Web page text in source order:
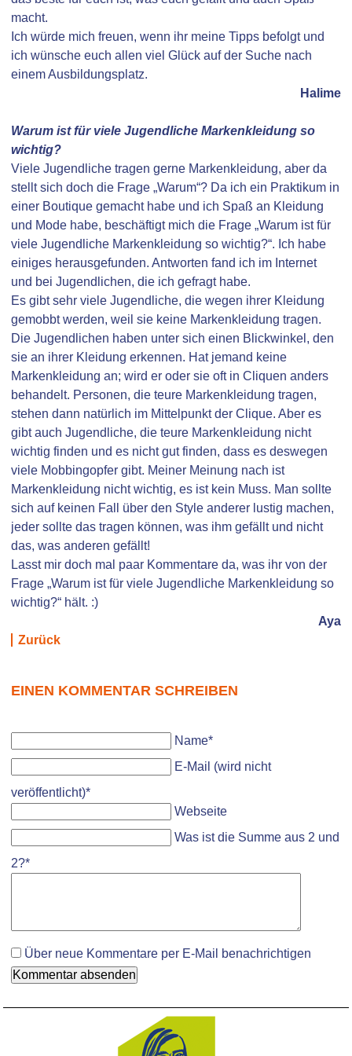
macht.
Ich würde mich freuen, wenn ihr meine Tipps befolgt und
ich wünsche euch allen viel Glück auf der Suche nach
einem Ausbildungsplatz.
Halime
Warum ist für viele Jugendliche Markenkleidung so
wichtig?
Viele Jugendliche tragen gerne Markenkleidung, aber da
stellt sich doch die Frage „Warum“? Da ich ein Praktikum in
einer Boutique gemacht habe und ich Spaß an Kleidung
und Mode habe, beschäftigt mich die Frage „Warum ist für
viele Jugendliche Markenkleidung so wichtig?“. Ich habe
einiges herausgefunden. Antworten fand ich im Internet
und bei Jugendlichen, die ich gefragt habe.
Es gibt sehr viele Jugendliche, die wegen ihrer Kleidung
gemobbt werden, weil sie keine Markenkleidung tragen.
Die Jugendlichen haben unter sich einen Blickwinkel, den
sie an ihrer Kleidung erkennen. Hat jemand keine
Markenkleidung an; wird er oder sie oft in Cliquen anders
behandelt. Personen, die teure Markenkleidung tragen,
stehen dann natürlich im Mittelpunkt der Clique. Aber es
gibt auch Jugendliche, die teure Markenkleidung nicht
wichtig finden und es nicht gut finden, dass es deswegen
viele Mobbingopfer gibt. Meiner Meinung nach ist
Markenkleidung nicht wichtig, es ist kein Muss. Man sollte
sich auf keinen Fall über den Style anderer lustig machen,
jeder sollte das tragen können, was ihm gefällt und nicht
das, was anderen gefällt!
Lasst mir doch mal paar Kommentare da, was ihr von der
Frage „Warum ist für viele Jugendliche Markenkleidung so
wichtig?“ hält. :)
Aya
Zurück
EINEN KOMMENTAR SCHREIBEN
Pflichtfeld
Name*
Pflichtfeld
E-Mail (wird nicht
veröffentlicht)*
Webseite
Was ist die Summe aus 2 und
2?*
Über neue Kommentare per E-Mail benachrichtigen